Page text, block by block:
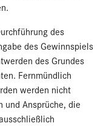
des
des Gewinnspiels
des Grundes
Fernmündlich
werden nicht
und Ansprüche, die